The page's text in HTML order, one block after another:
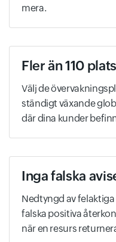
mera.
Fler än 110
Välj de
ständigt växande
där dina kunder
Inga falska
Nedtyngd av
falska positiva
när en resurs